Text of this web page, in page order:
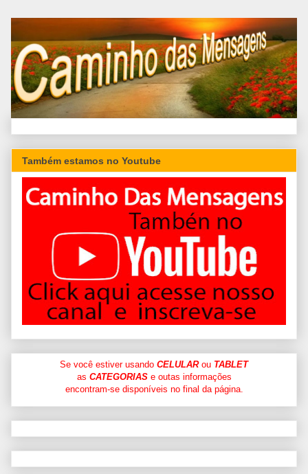
Também estamos no Youtube
Se você estiver usando CELULARou TABLET
as CATEGORIASe outas informações
encontram-se disponíveis no final da página.